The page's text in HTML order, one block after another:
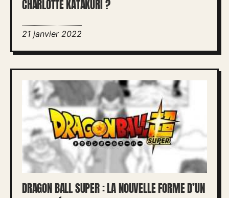
CHARLOTTE KATAKURI ?
21 janvier 2022
DRAGON BALL SUPER : LA NOUVELLE FORME D’UN